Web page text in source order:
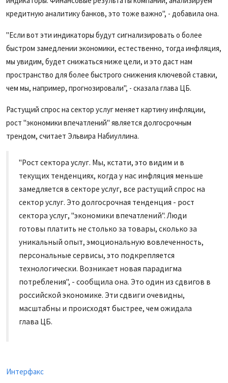
кредитную аналитику банков, это тоже важно", - добавила она.
"Если вот эти индикаторы будут сигнализировать о более
быстром замедлении экономики, естественно, тогда инфляция,
мы увидим, будет снижаться ниже цели, и это даст нам
пространство для более быстрого снижения ключевой ставки,
чем мы, например, прогнозировали", - сказала глава ЦБ.
Растущий спрос на сектор услуг меняет картину инфляции,
рост "экономики впечатлений" является долгосрочным
трендом, считает Эльвира Набиуллина.
"Рост сектора услуг. Мы, кстати, это видим и в
текущих тенденциях, когда у нас инфляция меньше
замедляется в секторе услуг, все растущий спрос на
сектор услуг. Это долгосрочная тенденция - рост
сектора услуг, "экономики впечатлений". Люди
готовы платить не столько за товары, сколько за
уникальный опыт, эмоциональную вовлеченность,
персональные сервисы, это подкрепляется
технологически. Возникает новая парадигма
потребления", - сообщила она. Это один из сдвигов в
российской экономике. Эти сдвиги очевидны,
масштабны и происходят быстрее, чем ожидала
глава ЦБ.
Интерфакс